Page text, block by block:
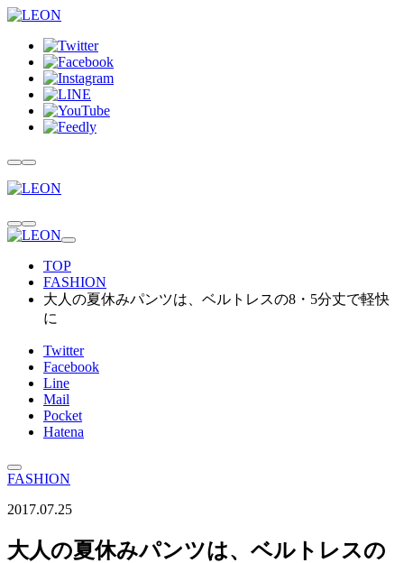
TOP
FASHION
大人の夏休みパンツは、ベルトレスの8・5分丈で軽快
に
Twitter
Facebook
Line
Mail
Pocket
Hatena
FASHION
2017.07.25
大人の夏休みパンツは、ベルトレスの